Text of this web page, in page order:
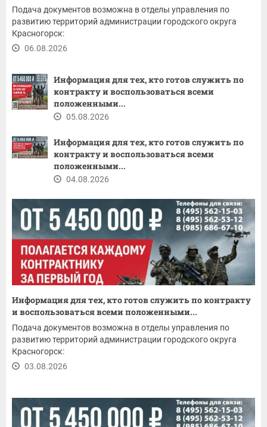
Подача документов возможна в отделы управления по
развитию территорий администрации городского округа
Красногорск:
06.08.2026
Информация для тех, кто готов служить по
контракту и воспользоваться всеми
положенными...
05.08.2026
Информация для тех, кто готов служить по
контракту и воспользоваться всеми
положенными...
04.08.2026
Информация для тех, кто готов служить по контракту
и воспользоваться всеми положенными...
Подача документов возможна в отделы управления по
развитию территорий администрации городского округа
Красногорск:
03.08.2026